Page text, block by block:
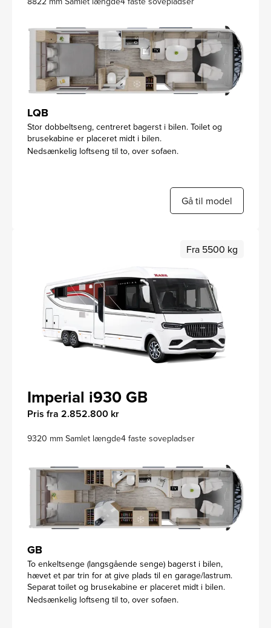
LQB
Stor dobbeltseng, centreret bagerst i bilen. Toilet og
brusekabine er placeret midt i bilen.
Nedsænkelig loftseng til to, over sofaen.
Gå til model
Fra 5500 kg
Imperial i930 GB
Pris fra 2.852.800 kr
9320 mm Samlet længde4 faste sovepladser
GB
To enkeltsenge (langsgående senge) bagerst i bilen,
hævet et par trin for at give plads til en garage/lastrum.
Separat toilet og brusekabine er placeret midt i bilen.
Nedsænkelig loftseng til to, over sofaen.